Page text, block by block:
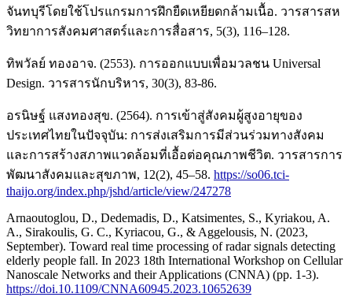
จันทบุรีโดยใช้โปรแกรมการฝึกยืดเหยียดกล้ามเนื้อ. วารสารสห
วิทยาการสังคมศาสตร์และการสื่อสาร, 5(3), 116–128.
ทิพวัลย์ ทองอาจ. (2553). การออกแบบเพื่อมวลชน Universal
Design. วารสารนักบริหาร, 30(3), 83-86.
อรนิษฐ์ แสงทองสุข. (2564). การเข้าสู่สังคมผู้สูงอายุของ
ประเทศไทยในปัจจุบัน: การส่งเสริมการมีส่วนร่วมทางสังคม
และการสร้างสภาพแวดล้อมที่เอื้อต่อคุณภาพชีวิต. วารสารการ
พัฒนาสังคมและสุขภาพ, 12(2), 45–58. https://so06.tci-
thaijo.org/index.php/jshd/article/view/247278
Arnaoutoglou, D., Dedemadis, D., Katsimentes, S., Kyriakou, A.
A., Sirakoulis, G. C., Kyriacou, G., & Aggelousis, N. (2023,
September). Toward real time processing of radar signals detecting
elderly people fall. In 2023 18th International Workshop on Cellular
Nanoscale Networks and their Applications (CNNA) (pp. 1-3).
https://doi.10.1109/CNNA60945.2023.10652639